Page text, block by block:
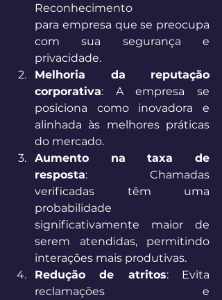
Reconhecimento
para empresa que se preocupa
com sua segurança e
privacidade.
Melhoria da reputação
corporativa: A empresa se
posiciona como inovadora e
alinhada às melhores práticas
do mercado.
Aumento na taxa de
resposta: Chamadas
verificadas têm uma
probabilidade
significativamente maior de
serem atendidas, permitindo
interações mais produtivas.
Redução de atritos: Evita
reclamações e